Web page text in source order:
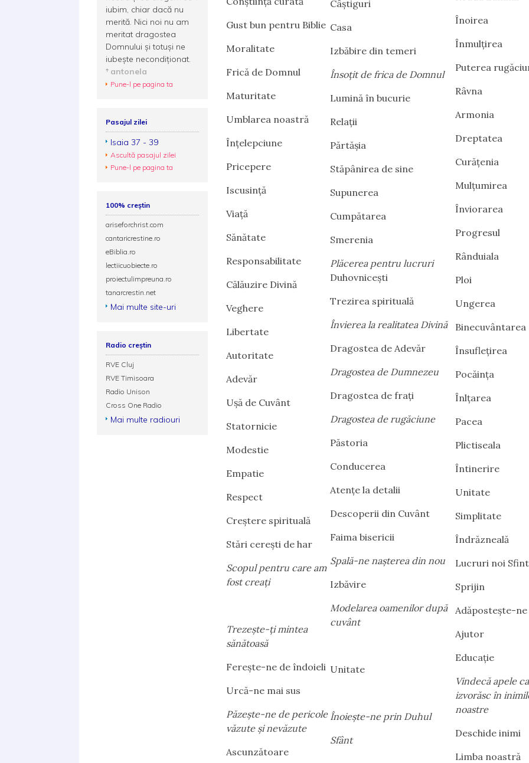
Gust bun pentru Biblie
Moralitate
Frică de Domnul
Maturitate
Umblarea noastră
Înțelepciune
Pricepere
Iscusință
Viață
Sănătate
Responsabilitate
Călăuzire Divină
Veghere
Libertate
Autoritate
Adevăr
Ușă de Cuvânt
Statornicie
Modestie
Empatie
Respect
Creștere spirituală
Stări cerești de har
Scopul pentru care am
fost creați
Trezește-ți mintea
sănătoasă
Ferește-ne de îndoieli
Urcă-ne mai sus
Păzește-ne de pericole
văzute și nevăzute
Ascunzătoare
Câștiguri
Casa
Izbăbire din temeri
Însoțit de frica de Domnul
Lumină în bucurie
Relații
Părtășia
Stăpânirea de sine
Supunerea
Cumpătarea
Smerenia
Plăcerea pentru lucruri
Duhovnicești
Trezirea spirituală
Învierea la realitatea Divină
Dragostea de Adevăr
Dragostea de Dumnezeu
Dragostea de frați
Dragostea de rugăciune
Păstoria
Conducerea
Atențe la detalii
Descoperii din Cuvânt
Faima bisericii
Spală-ne nașterea din nou
Izbăvire
Modelarea oamenilor după
cuvânt
Unitate
Înoiește-ne prin Duhul
Sfânt
Înoirea
Înmulțirea
Puterea
Râvna
Armonia
Dreptatea
Curățenia
Mulțumirea
Înviorarea
Progresul
Rânduiala
Ploi
Ungerea
Binecuvântarea
Însuflețirea
Pocăința
Înlțarea
Pacea
Plictiseala
Întinerire
Unitate
Simplitate
Îndrăzneală
Lucruri noi
Sprijin
Adăpostește-ne
Ajutor
Educație
Vindecă apele
izvorăsc în
noastre
Deschide inimi
Limba noastră
iubim, chiar dacă nu
merită. Nici noi nu am
meritat dragostea
Domnului şi totuşi ne
iubeşte necondiţionat.
antonela
Pune-l pe pagina ta
Pasajul zilei
Isaia 37 - 39
Ascultă pasajul zilei
Pune-l pe pagina ta
100% creștin
ariseforchrist.com
cantaricrestine.ro
eBiblia.ro
lectiicuobiecte.ro
proiectulimpreuna.ro
tanarcrestin.net
Mai multe site-uri
Radio creștin
RVE Cluj
RVE Timisoara
Radio Unison
Cross One Radio
Mai multe radiouri